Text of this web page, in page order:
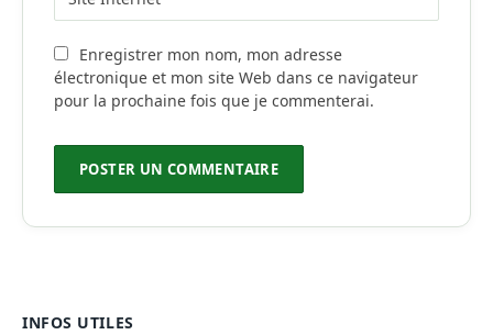
Enregistrer mon nom, mon adresse
électronique et mon site Web dans ce navigateur
pour la prochaine fois que je commenterai.
INFOS UTILES